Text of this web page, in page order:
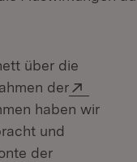
über die
der
haben wir
und
der